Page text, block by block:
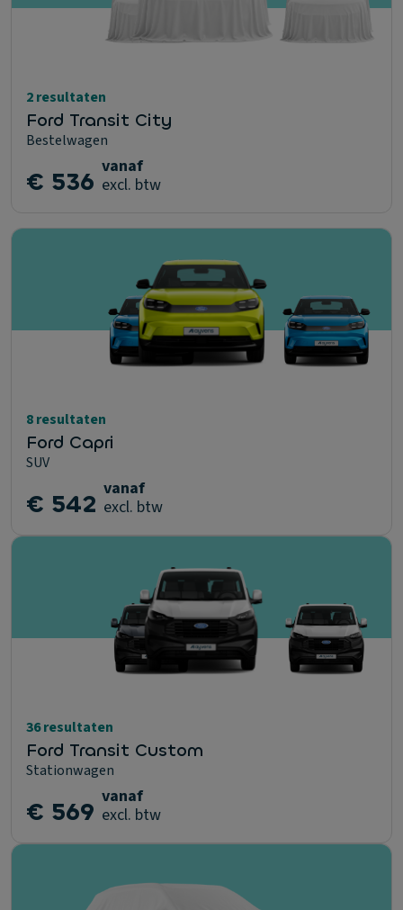
2 resultaten
Ford Transit City
Bestelwagen
€ 536 vanaf
excl. btw
8 resultaten
Ford Capri
SUV
€ 542 vanaf
excl. btw
36 resultaten
Ford Transit Custom
Stationwagen
€ 569 vanaf
excl. btw